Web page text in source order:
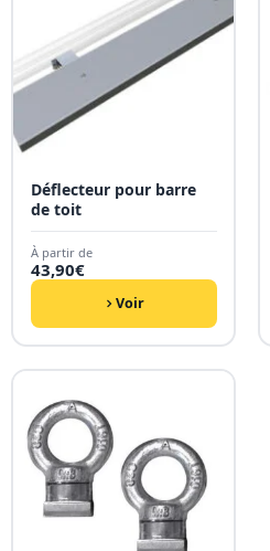
Déflecteur pour barre
de toit
À partir de
43,90€
Voir